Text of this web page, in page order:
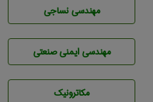
مهندسي نساجی
مهندسی ایمنی صنعتی
مکاترونیک